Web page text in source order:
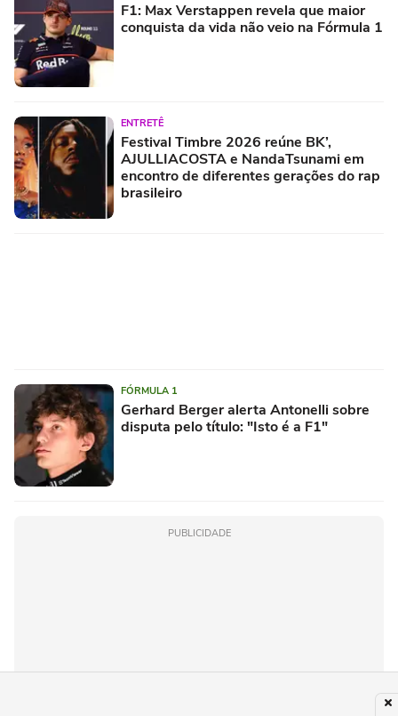
F1: Max Verstappen revela que maior
conquista da vida não veio na Fórmula 1
ENTRETÊ
Festival Timbre 2026 reúne BK’,
AJULLIACOSTA e NandaTsunami em
encontro de diferentes gerações do rap
brasileiro
FÓRMULA 1
Gerhard Berger alerta Antonelli sobre
disputa pelo título: "Isto é a F1"
PUBLICIDADE